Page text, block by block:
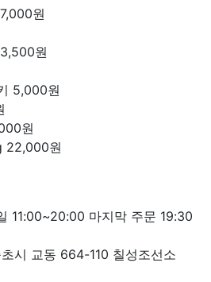
7,000원
3,500원
5,000원
원
22,000원
11:00~20:00 마지막 주문 19:30
시 교동 664-110 칠성조선소